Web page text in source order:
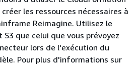
les ressources nécessaires à
Reimagine. Utilisez le
que celui que vous prévoyez
lors de l'exécution du
Pour plus d'informations sur